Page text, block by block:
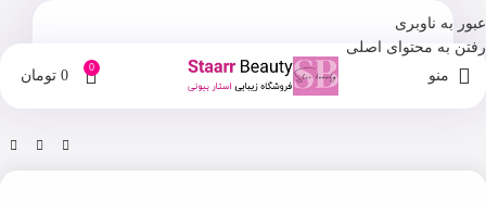
عبور به ناوبری
رفتن به محتوای اصلی
منو 0
0 تومان
خانه فروشگاه استند و کیف لوازم آرایشی